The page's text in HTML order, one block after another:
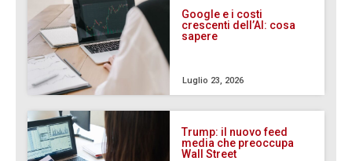
Google e i costi
crescenti dell’AI: cosa
sapere
Luglio 23, 2026
Trump: il nuovo feed
media che preoccupa
Wall Street